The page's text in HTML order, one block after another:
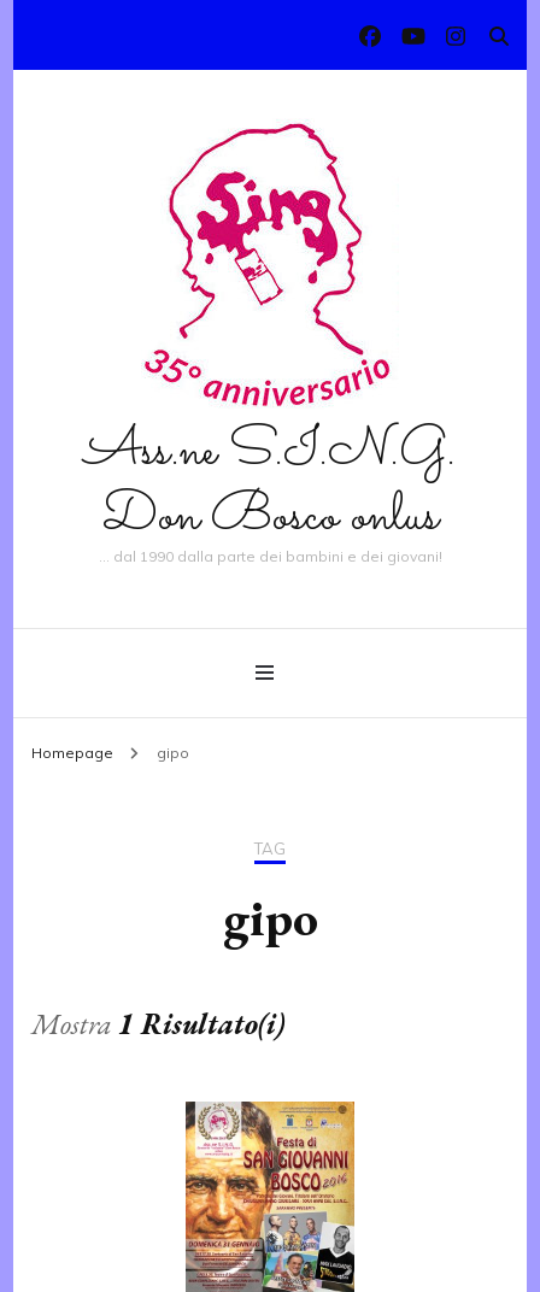
Ass.ne S.I.N.G.
Don Bosco onlus
… dal 1990 dalla parte dei bambini e dei giovani!
Homepage gipo
TAG
gipo
Mostra1 Risultato(i)